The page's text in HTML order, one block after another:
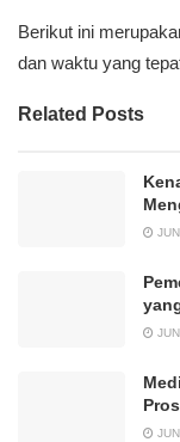
Berikut ini
dan waktu yang
Related Posts